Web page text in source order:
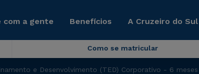
com a gente Benefícios A Cruzeiro do
Como se matricular
e Desenvolvimento (TED) Corporativo - 6 meses